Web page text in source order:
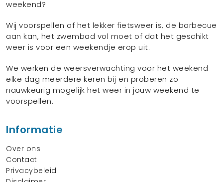
weekend?
Wij voorspellen of het lekker fietsweer is, de barbecue
aan kan, het zwembad vol moet of dat het geschikt
weer is voor een weekendje erop uit.
We werken de weersverwachting voor het weekend
elke dag meerdere keren bij en proberen zo
nauwkeurig mogelijk het weer in jouw weekend te
voorspellen.
Informatie
Over ons
Contact
Privacybeleid